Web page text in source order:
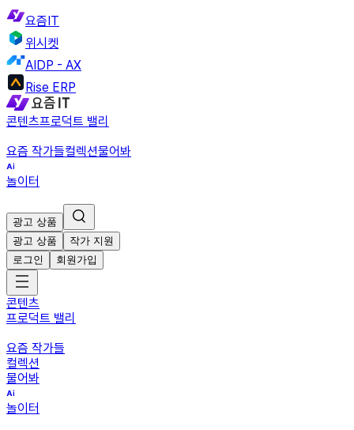
요즘IT
위시켓
AIDP - AX
Rise ERP
콘텐츠프로덕트 밸리
요즘 작가들컬렉션물어봐
놀이터
광고 상품
광고 상품
작가 지원
로그인
회원가입
콘텐츠
프로덕트 밸리
요즘 작가들
컬렉션
물어봐
놀이터